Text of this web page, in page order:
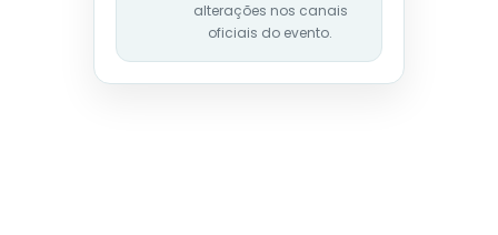
alterações nos canais
oficiais do evento.